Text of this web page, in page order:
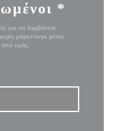
*
για να λαμβάνετε
μάρκετινγκ μέσω
από εμάς.